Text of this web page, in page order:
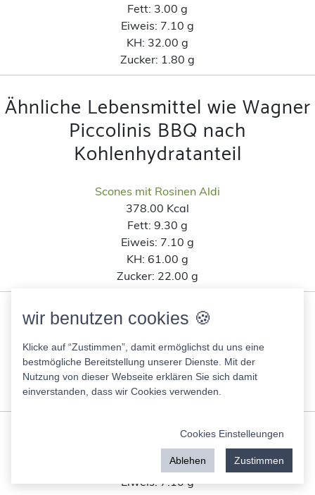
Fett: 3.00 g
Eiweis: 7.10 g
KH: 32.00 g
Zucker: 1.80 g
Ähnliche Lebensmittel wie Wagner
Piccolinis BBQ nach
Kohlenhydratanteil
Scones mit Rosinen Aldi
378.00 Kcal
Fett: 9.30 g
Eiweis: 7.10 g
KH: 61.00 g
Zucker: 22.00 g
Thesinga Roggenvollkornbrot
207.40 Kcal
Fett:1.00 g
Eiweis:7.10 g
KH:38.10 g
Zucker:0.90 g
Ja Schweineohren
509.00 Kcal
28.00 g
Eiweis:7.10 g
wir benutzen cookies 🍪
Klicke auf “Zustimmen”, damit ermöglichst du uns eine
bestmögliche Bereitstellung unserer Dienste. Mit der
Nutzung von dieser Webseite erklären Sie sich damit
einverstanden, dass wir Cookies verwenden.
Cookies Einstelleungen
Ablehen Zustimmen